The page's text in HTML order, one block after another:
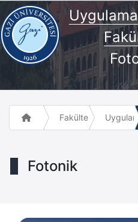
Fakülte ve Meslek
Fotonik